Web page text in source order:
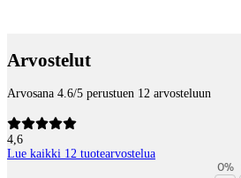
Arvostelut
Arvosana 4.6/5 perustuen 12 arvosteluun
4,6
Lue kaikki 12 tuotearvostelua
0%